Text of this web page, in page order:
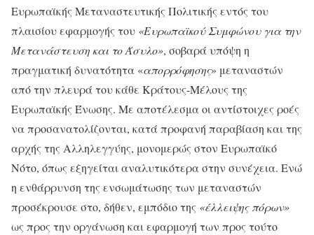
Ευρωπαϊκής Μεταναστευτικής Πολιτικής εντός του
πλαισίου εφαρμογής του «Ευρωπαϊκού Συμφώνου για την
Μετανάστευση και το Άσυλο», σοβαρά υπόψη η
πραγματική δυνατότητα «απορρόφησης» μεταναστών
από την πλευρά του κάθε Κράτους-Μέλους της
Ευρωπαϊκής Ένωσης. Με αποτέλεσμα οι αντίστοιχες ροές
να προσανατολίζονται, κατά προφανή παραβίαση και της
αρχής της Αλληλεγγύης, μονομερώς στον Ευρωπαϊκό
Νότο, όπως εξηγείται αναλυτικότερα στην συνέχεια. Ενώ
η ενθάρρυνση της ενσωμάτωσης των μεταναστών
προσέκρουσε στο, δήθεν, εμπόδιο της «έλλειψης πόρων»
ως προς την οργάνωση και εφαρμογή των προς τούτο